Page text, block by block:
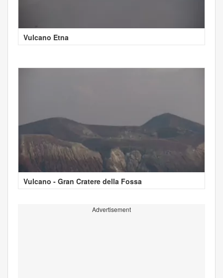
Vulcano Etna
Vulcano - Gran Cratere della Fossa
Advertisement